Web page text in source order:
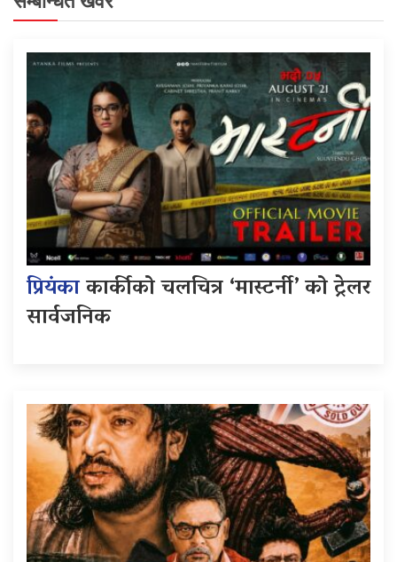
प्रियंकाकार्कीको चलचित्र ‘मास्टर्नी’ को ट्रेलर
सार्वजनिक